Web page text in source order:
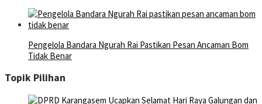
Pengelola Bandara Ngurah Rai Pastikan Pesan Ancaman Bom
Tidak Benar
Topik Pilihan